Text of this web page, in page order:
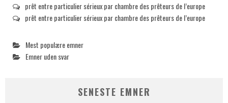
prêt entre particulier sérieux par chambre des prêteurs de l’europe
prêt entre particulier sérieux par chambre des prêteurs de l’europe
Mest populære emner
Emner uden svar
SENESTE EMNER